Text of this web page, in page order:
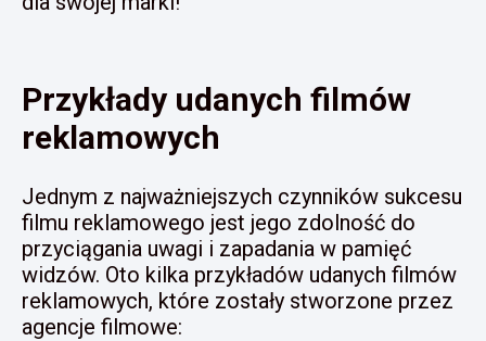
Przykłady udanych filmów
reklamowych
Jednym z najważniejszych czynników sukcesu
filmu reklamowego jest jego zdolność do
przyciągania uwagi i zapadania w pamięć
widzów. Oto kilka przykładów udanych filmów
reklamowych, które zostały stworzone przez
agencje filmowe: